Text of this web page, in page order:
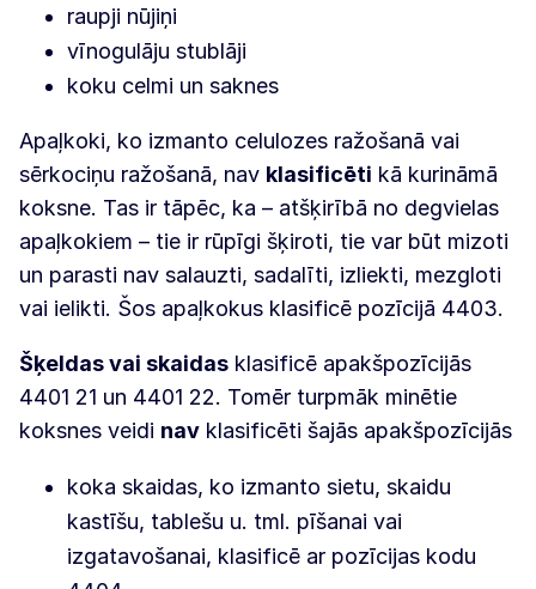
raupji nūjiņi
vīnogulāju stublāji
koku celmi un saknes
Apaļkoki, ko izmanto celulozes ražošanā vai
sērkociņu ražošanā, nav klasificēti kā kurināmā
koksne. Tas ir tāpēc, ka – atšķirībā no degvielas
apaļkokiem – tie ir rūpīgi šķiroti, tie var būt mizoti
un parasti nav salauzti, sadalīti, izliekti, mezgloti
vai ielikti. Šos apaļkokus klasificē pozīcijā 4403.
Šķeldas vai skaidas klasificē apakšpozīcijās
4401 21 un 4401 22. Tomēr turpmāk minētie
koksnes veidi nav klasificēti šajās apakšpozīcijās
koka skaidas, ko izmanto sietu, skaidu
kastīšu, tablešu u. tml. pīšanai vai
izgatavošanai, klasificē ar pozīcijas kodu